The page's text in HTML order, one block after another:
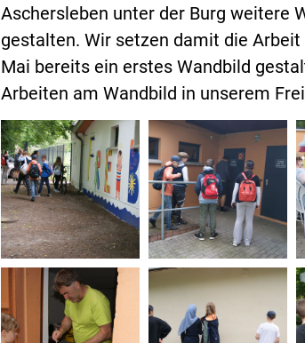
Aschersleben unter der Burg weitere
gestalten. Wir setzen damit die
Mai bereits ein erstes Wandbild
Arbeiten am Wandbild in unserem